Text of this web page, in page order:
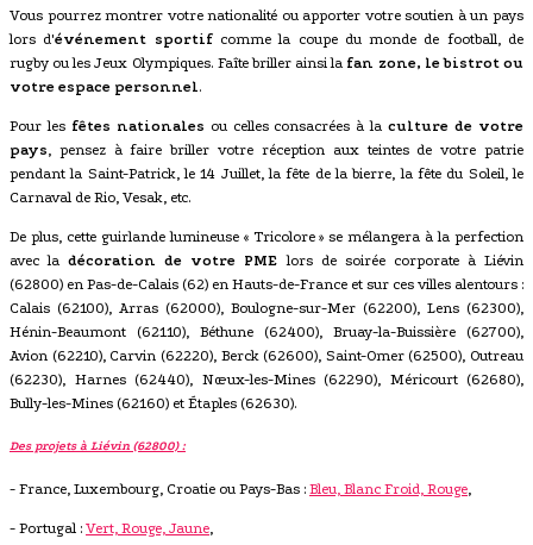
Vous pourrez montrer votre nationalité ou apporter votre soutien à un pays
lors d'événement sportifcomme la coupe du monde de football, de
rugby ou les Jeux Olympiques. Faîte briller ainsi la fan zone, le bistrot ou
votre espace personnel.
Pour les fêtes nationales ou celles consacrées à laculture de votre
pays , pensez à faire briller votre réception aux teintes de votre patrie
pendant la Saint-Patrick, le 14 Juillet, la fête de la bierre, la fête du Soleil, le
Carnaval de Rio, Vesak, etc.
De plus, cette guirlande lumineuse « Tricolore » se mélangera à la perfection
avec ladécoration de votre PME lors de soirée corporate à Liévin
(62800) en Pas-de-Calais (62) en Hauts-de-France et sur ces villes alentours :
Calais (62100), Arras (62000), Boulogne-sur-Mer (62200), Lens (62300),
Hénin-Beaumont (62110), Béthune (62400), Bruay-la-Buissière (62700),
Avion (62210), Carvin (62220), Berck (62600), Saint-Omer (62500), Outreau
(62230), Harnes (62440), Nœux-les-Mines (62290), Méricourt (62680),
Bully-les-Mines (62160) et Étaples (62630).
Des projets à Liévin (62800) :
- France, Luxembourg, Croatie ou Pays-Bas : Bleu, Blanc Froid, Rouge
- Portugal : Vert, Rouge, Jaune